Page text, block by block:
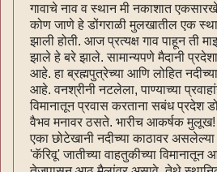
गावाचे नाव व स्थान मी नकाशात
कोण जाणे हे डोंगराळी मुलखातील एक
झाली होती. आज प्रत्यक्ष गाव पाहून ती
झाले हे बरे झाले. सामान्यपणे मैदानी
आहे. हा ब्रह्मपुत्रेच्या आणि लोहित
आहे. वनश्रीनी नटलेला, पाण्याच्या
विमानातून प्रवास करताना सबंध प्रदेश
वैभव मनावर ठसते. भारीच आकर्षक मुलूख!
एका छोटेखानी नदीच्या काठावर असलेल्या
'कॅरिवू' जातीच्या वाहतुकीच्या विमानातून